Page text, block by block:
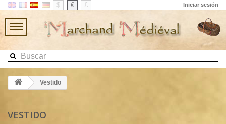
Iniciar sesión
$ € £
Vestido
VESTIDO